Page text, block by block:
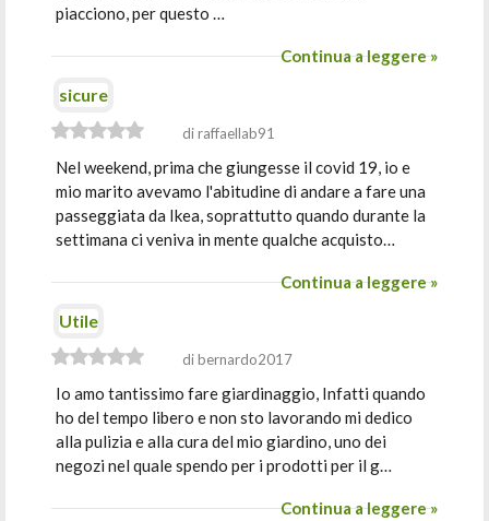
piacciono, per questo …
Continua a leggere »
sicure
di raffaellab91
Nel weekend, prima che giungesse il covid 19, io e
mio marito avevamo l'abitudine di andare a fare una
passeggiata da Ikea, soprattutto quando durante la
settimana ci veniva in mente qualche acquisto…
Continua a leggere »
Utile
di bernardo2017
Io amo tantissimo fare giardinaggio, Infatti quando
ho del tempo libero e non sto lavorando mi dedico
alla pulizia e alla cura del mio giardino, uno dei
negozi nel quale spendo per i prodotti per il g…
Continua a leggere »